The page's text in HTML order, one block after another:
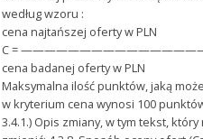
według wzoru :
cena najtańszej oferty w PLN
C = ———————————————— x
cena badanej oferty w PLN
Maksymalna ilość punktów, jaką
w kryterium cena wynosi 100
3.4.1.) Opis zmiany, w tym tekst,